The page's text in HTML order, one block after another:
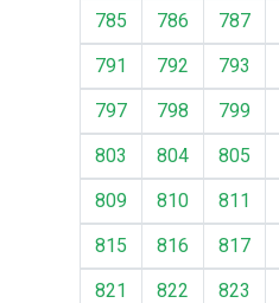
785
786 787
791
792 793
797
798 799
803
804 805
809
810 811
815
816 817
821
822 823